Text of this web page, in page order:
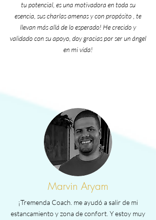
tu potencial, es una motivadora en toda su
esencia, sus charlas amenas y conpropósito , te
llevan más allá de lo esperado! He crecido y
validado con su apoyo, doy gracias por ser un ángel
en mi vida!
Marvin Aryam
¡Tremenda Coach. me ayudó a salir de mi
estancamiento y zona de confort. Y estoy muy